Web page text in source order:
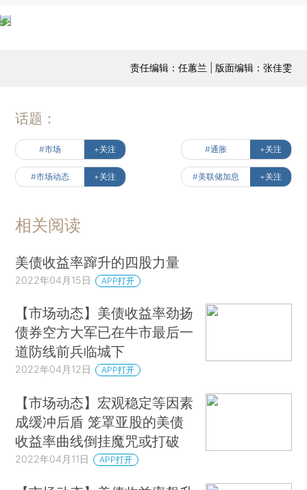
责任编辑：任蕙兰 | 版面编辑：张佳雯
话题：
#市场 +关注 #通胀 +关注
#市场动态 +关注 #美联储加息 +关注
相关阅读
美债收益率蹿升的四股力量
2022年04月15日 APP打开
【市场动态】美债收益率劲扬
债券空方大军已在牛市最后一
道防线前兵临城下
2022年04月12日 APP打开
【市场动态】宏观稳定等因素
成缓冲后盾 笼罩亚股的美债
收益率曲线倒挂魔咒或打破
2022年04月11日 APP打开